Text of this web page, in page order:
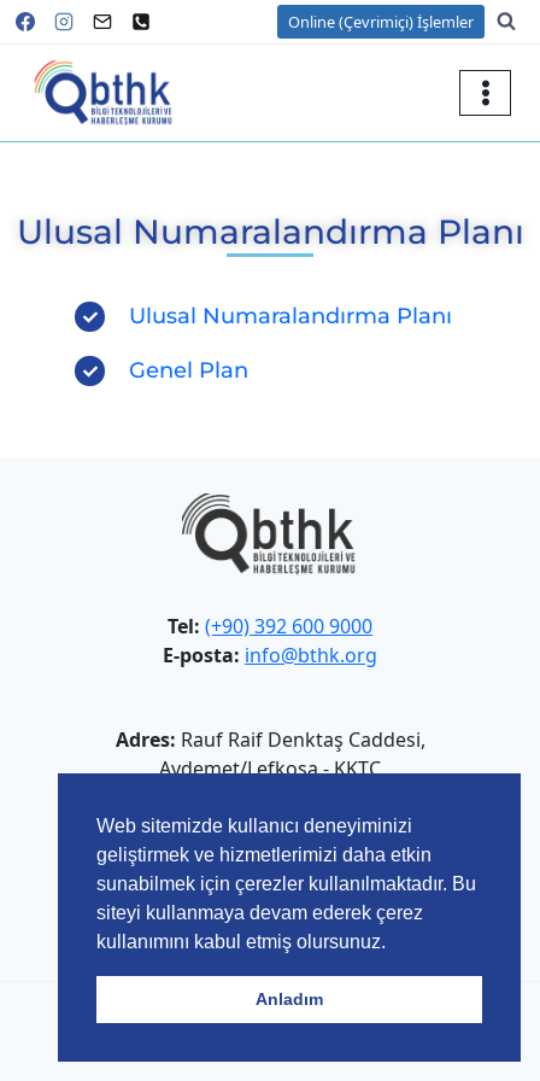
Online (Çevrimiçi) İşlemler
Ulusal Numaralandırma Planı
Ulusal Numaralandırma Planı
Genel Plan
Tel: (+90) 392 600 9000
E-posta: info@bthk.org
Adres: Rauf Raif Denktaş Caddesi,
Aydemet/Lefkoşa - KKTC
Web sitemizde kullanıcı deneyiminizi
geliştirmek ve hizmetlerimizi daha etkin
sunabilmek için çerezler kullanılmaktadır. Bu
siteyi kullanmaya devam ederek çerez
kullanımını kabul etmiş olursunuz.
Anladım